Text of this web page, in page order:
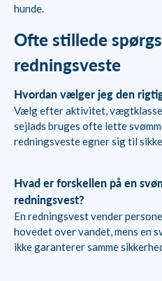
hunde.
Ofte stillede
redningsveste
Hvordan vælger jeg den
Vælg efter aktivitet, vægtklasse
sejlads bruges ofte lette
redningsveste egner sig til
Hvad er forskellen på en
redningsvest?
En redningsvest vender
hovedet over vandet, mens en
ikke garanterer samme